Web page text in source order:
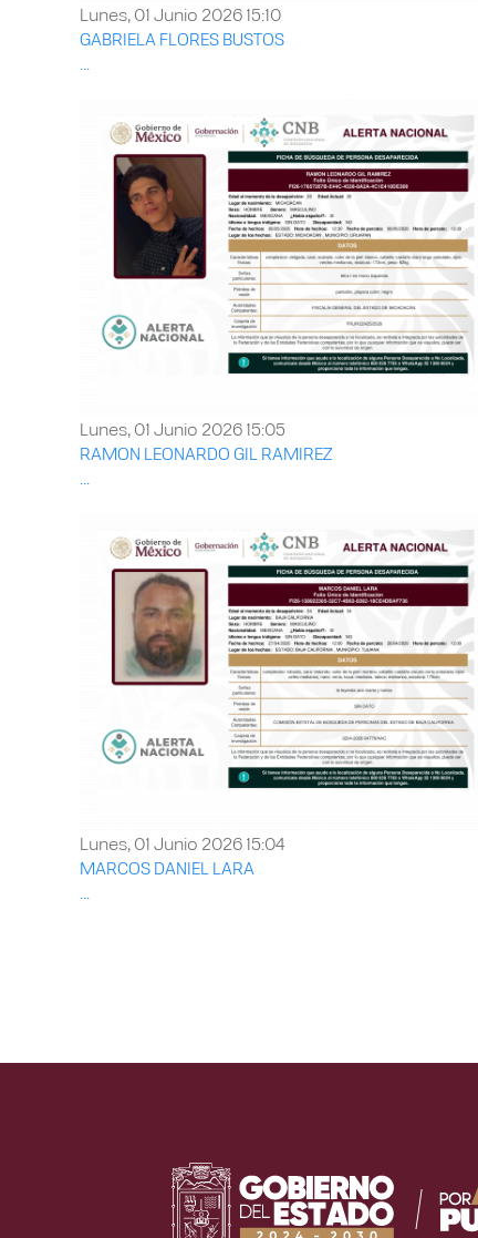
Lunes, 01 Junio 2026 15:10
GABRIELA FLORES BUSTOS
Lunes, 01 Junio 2026 15:05
RAMON LEONARDO GIL RAMIREZ
Lunes, 01 Junio 2026 15:04
MARCOS DANIEL LARA
...